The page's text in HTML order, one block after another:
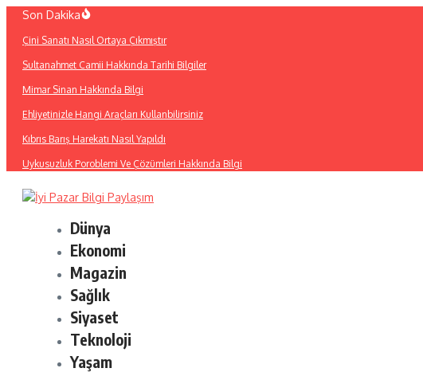
İçeriğe
Son Dakika
Çini Sanatı Nasıl Ortaya Çıkmıştır
Sultanahmet Camii Hakkında Tarihi Bilgiler
Mimar Sinan Hakkında Bilgi
Ehliyetinizle Hangi Araçları Kullanbilirsiniz
Kıbrıs Barış Harekatı Nasıl Yapıldı
Uykusuzluk Poroblemi Ve Çözümleri Hakkında Bilgi
Dünya
Ekonomi
Magazin
Sağlık
Siyaset
Teknoloji
Yaşam